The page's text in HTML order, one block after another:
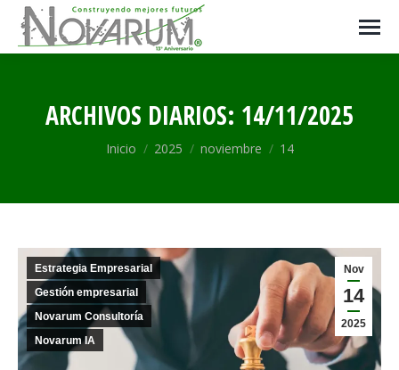
ARCHIVOS DIARIOS: 14/11/2025
Estás aquí:
Inicio 2025 noviembre 14
Nov
14
2025
Estrategia Empresarial
Gestión empresarial
Novarum Consultoría
Novarum IA